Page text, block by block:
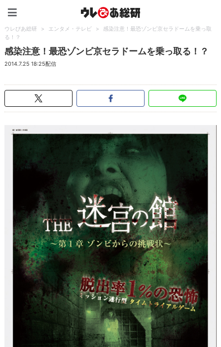
ウレぴあ総研 > エンタメ・テレビ >
感染注意！最恐ゾンビ京セラドームを乗っ取
る！？
感染注意！最恐ゾンビ京セラドームを乗っ取る！？
2014.7.25 18:25配信